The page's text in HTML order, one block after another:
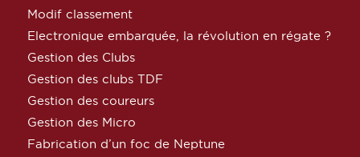
Modif classement
Electronique embarquée, la révolution en régate ?
Gestion des Clubs
Gestion des clubs TDF
Gestion des coureurs
Gestion des Micro
Fabrication d’un foc de Neptune